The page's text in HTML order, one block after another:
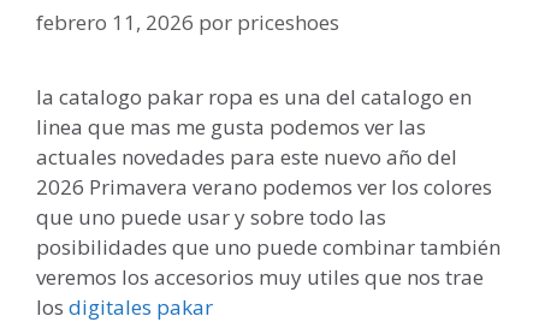
febrero 11, 2026 por priceshoes
la catalogo pakar ropa es una del catalogo en
linea que mas me gusta podemos ver las
actuales novedades para este nuevo año del
2026 Primavera verano podemos ver los colores
que uno puede usar y sobre todo las
posibilidades que uno puede combinar también
veremos los accesorios muy utiles que nos trae
los digitales pakar